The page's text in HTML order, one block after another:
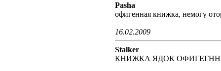
Pasha
офигенная книжка, немогу
16.02.2009
Stalker
КНИЖКА ЯДОК